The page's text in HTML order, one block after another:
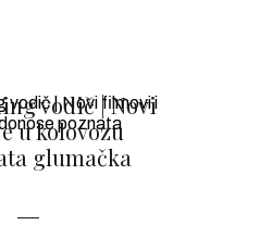
vodič | Novi
u kolovozu
glumačka